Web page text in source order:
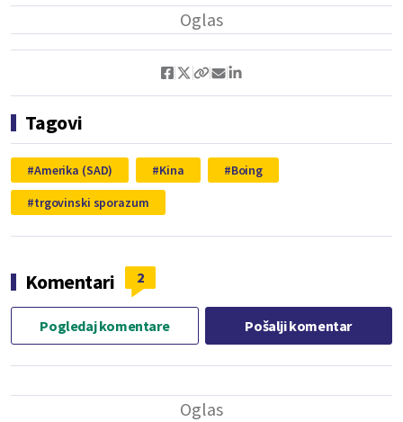
Tagovi
Amerika (SAD) Kina
Boing
trgovinski sporazum
Komentari 2
Pogledaj komentare Pošalji komentar